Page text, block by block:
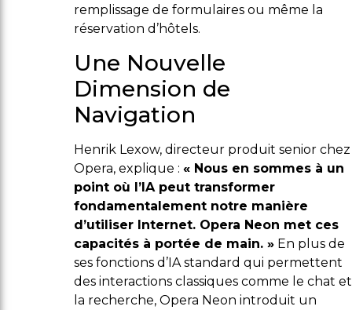
remplissage de formulaires ou même la
réservation d’hôtels.
Une Nouvelle
Dimension de
Navigation
Henrik Lexow, directeur produit senior chez
Opera, explique : « Nous en sommes à un
point où l’IA peut transformer
fondamentalement notre manière
d’utiliser Internet. Opera Neon met ces
capacités à portée de main. » En plus de
ses fonctions d’IA standard qui permettent
des interactions classiques comme le chat et
la recherche, Opera Neon introduit un